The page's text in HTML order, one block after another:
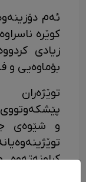
ئەم
زیادی
بۆماوەیی و
پێشکەوتووی
و شێوەی